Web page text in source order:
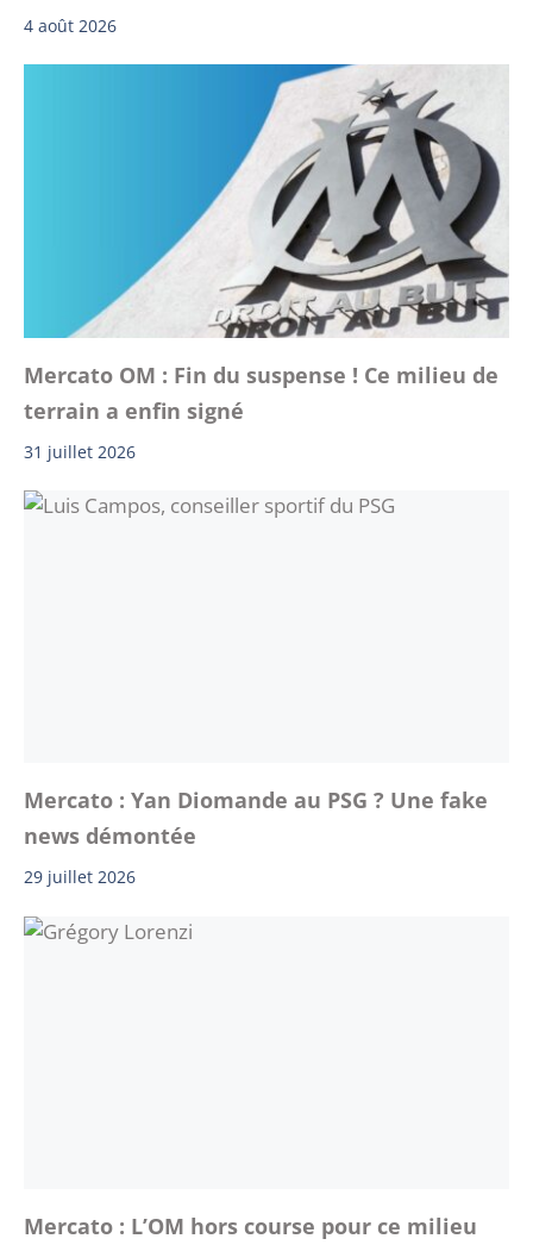
4 août 2026
Mercato OM : Fin du suspense ! Ce milieu de
terrain a enfin signé
31 juillet 2026
Mercato : Yan Diomande au PSG ? Une fake
news démontée
29 juillet 2026
Mercato : L’OM hors course pour ce milieu